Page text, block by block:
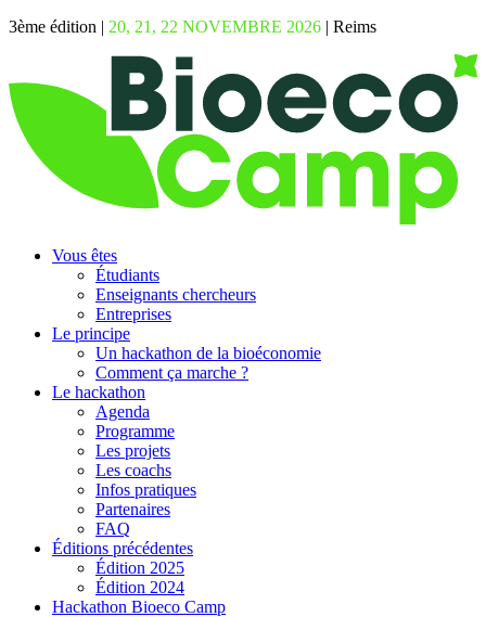
3ème édition | 20, 21, 22 NOVEMBRE 2026 | Reims
Vous êtes
Étudiants
Enseignants chercheurs
Entreprises
Le principe
Un hackathon de la bioéconomie
Comment ça marche ?
Le hackathon
Agenda
Programme
Les projets
Les coachs
Infos pratiques
Partenaires
FAQ
Éditions précédentes
Édition 2025
Édition 2024
Hackathon Bioeco Camp